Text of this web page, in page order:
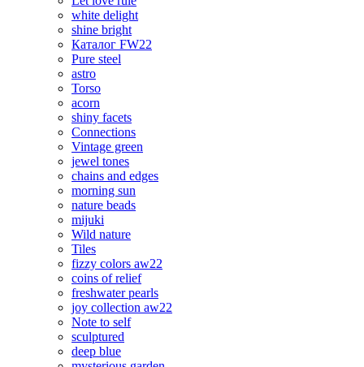
white delight
shine bright
Каталог FW22
Pure steel
astro
Torso
acorn
shiny facets
Connections
Vintage green
jewel tones
chains and edges
morning sun
nature beads
mijuki
Wild nature
Tiles
fizzy colors aw22
coins of relief
freshwater pearls
joy collection aw22
Note to self
sculptured
deep blue